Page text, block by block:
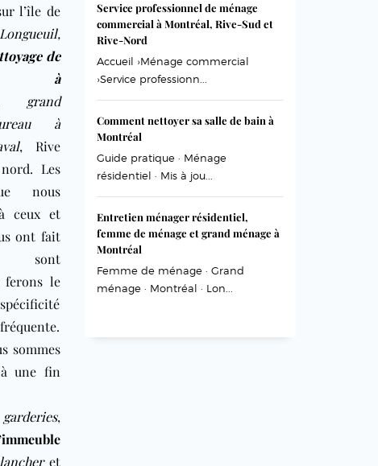
l’île de
Longueuil,
de
à
grand
à
, Rive
. Les
nous
ceux et
ont fait
sont
ferons le
sommes
une fin
garderies,
et
Service professionnel de ménage
commercial à Montréal, Rive-Sud et
Rive-Nord
Accueil ›Ménage commercial
›Service professionn...
Comment nettoyer sa salle de bain à
Montréal
Guide pratique · Ménage
résidentiel · Mis à jou...
Entretien ménager résidentiel,
femme de ménage et grand ménage à
Montréal
Femme de ménage · Grand
ménage · Montréal · Lon...